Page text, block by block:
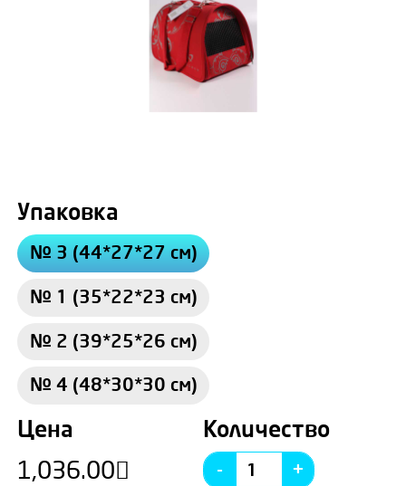
Упаковка
№ 3 (44*27*27 см)
№ 1 (35*22*23 см)
№ 2 (39*25*26 см)
№ 4 (48*30*30 см)
Цена
1,036.00
Количество